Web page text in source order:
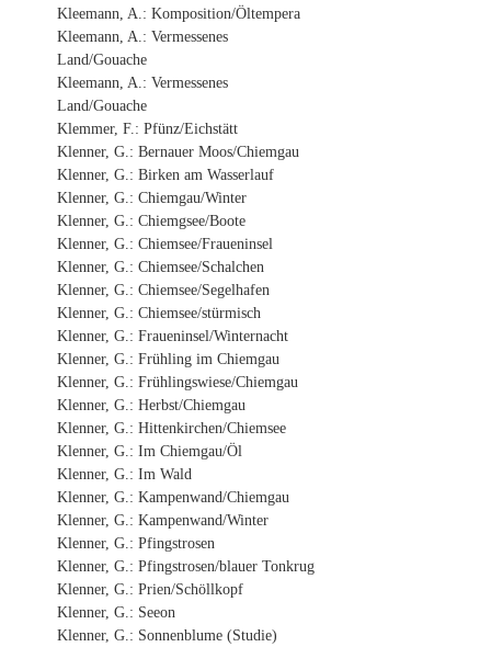
Kleemann, A.: Komposition/Öltempera
Kleemann, A.: Vermessenes
Land/Gouache
Kleemann, A.: Vermessenes
Land/Gouache
Klemmer, F.: Pfünz/Eichstätt
Klenner, G.: Bernauer Moos/Chiemgau
Klenner, G.: Birken am Wasserlauf
Klenner, G.: Chiemgau/Winter
Klenner, G.: Chiemgsee/Boote
Klenner, G.: Chiemsee/Fraueninsel
Klenner, G.: Chiemsee/Schalchen
Klenner, G.: Chiemsee/Segelhafen
Klenner, G.: Chiemsee/stürmisch
Klenner, G.: Fraueninsel/Winternacht
Klenner, G.: Frühling im Chiemgau
Klenner, G.: Frühlingswiese/Chiemgau
Klenner, G.: Herbst/Chiemgau
Klenner, G.: Hittenkirchen/Chiemsee
Klenner, G.: Im Chiemgau/Öl
Klenner, G.: Im Wald
Klenner, G.: Kampenwand/Chiemgau
Klenner, G.: Kampenwand/Winter
Klenner, G.: Pfingstrosen
Klenner, G.: Pfingstrosen/blauer Tonkrug
Klenner, G.: Prien/Schöllkopf
Klenner, G.: Seeon
Klenner, G.: Sonnenblume (Studie)